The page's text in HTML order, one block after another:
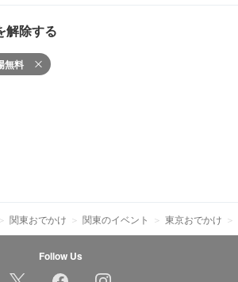
解除する
無料
関東おでかけ 関東のイベント 東京おでかけ
Follow Us